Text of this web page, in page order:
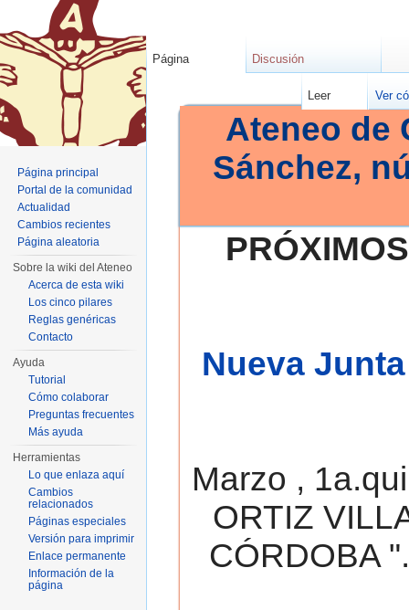
Ateneo de
Sánchez,
Nueva
Marzo ,
ORTIZ
CÓRDOBA
Página Discusión
Leer Ver
Página principal
Portal de la comunidad
Actualidad
Cambios recientes
Página aleatoria
Sobre la wiki del Ateneo
Acerca de esta wiki
Los cinco pilares
Reglas genéricas
Contacto
Ayuda
Tutorial
Cómo colaborar
Preguntas frecuentes
Más ayuda
Herramientas
Lo que enlaza aquí
Cambios
relacionados
Páginas especiales
Versión para imprimir
Enlace permanente
Información de la
página